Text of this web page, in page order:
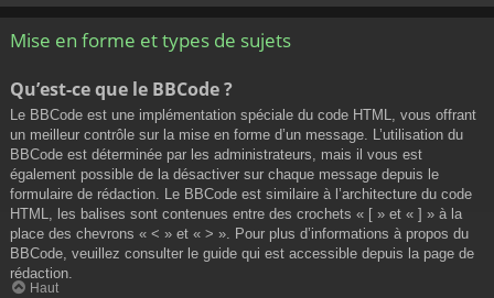
Mise en forme et types de sujets
Qu’est-ce que le BBCode ?
Le BBCode est une implémentation spéciale du code HTML, vous offrant
un meilleur contrôle sur la mise en forme d’un message. L’utilisation du
BBCode est déterminée par les administrateurs, mais il vous est
également possible de la désactiver sur chaque message depuis le
formulaire de rédaction. Le BBCode est similaire à l’architecture du code
HTML, les balises sont contenues entre des crochets « [ » et « ] » à la
place des chevrons « < » et « > ». Pour plus d’informations à propos du
BBCode, veuillez consulter le guide qui est accessible depuis la page de
rédaction.
Haut